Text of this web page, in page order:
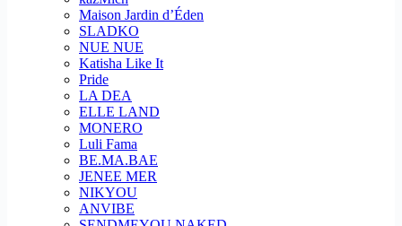
Maison Jardin d’Éden
SLADKO
NUE NUE
Katisha Like It
Pride
LA DEA
ELLE LAND
MONERO
Luli Fama
BE.MA.BAE
JENEE MER
NIKYOU
ANVIBE